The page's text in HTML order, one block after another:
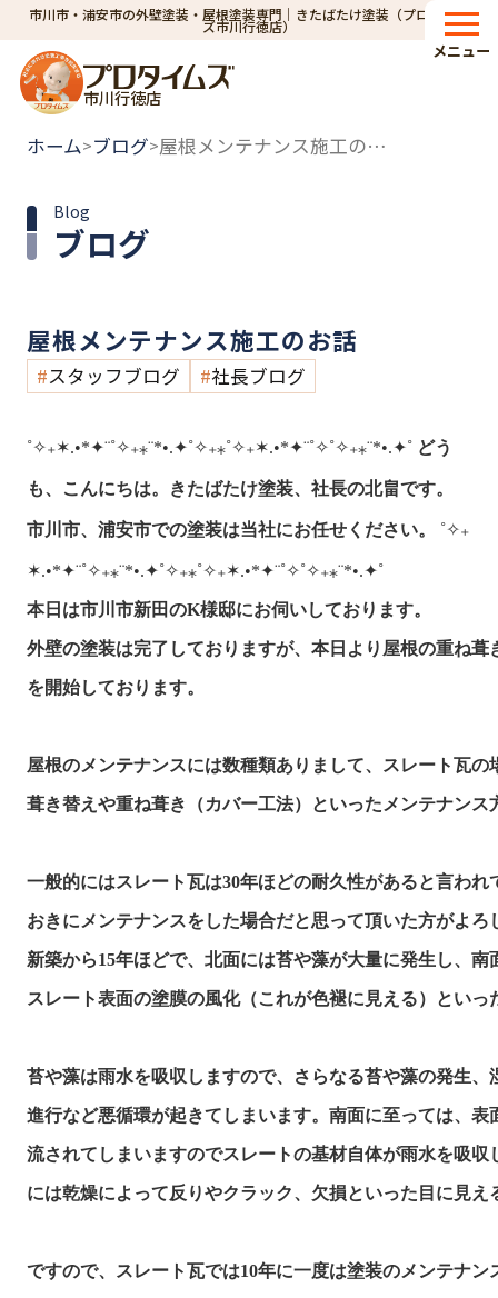
市川市・浦安市の外壁塗装・屋根塗装専門｜きたばたけ塗装（プロタイム
ズ市川行徳店）
市川行徳店
メニュー
ホーム>ブログ> 屋根メンテナンス施工のお話
ブログ
Blog
屋根メンテナンス施工のお話
スタッフブログ 社長ブログ
˚✧₊✶.•*✦¨˚✧₊⁎¨*•.✦˚✧₊⁎˚✧₊✶.•*✦¨˚✧˚✧₊⁎¨*•.✦˚ どう
も、こんにちは。きたばたけ塗装、社長の北畠です。
市川市、浦安市での塗装は当社にお任せください。 ˚✧₊
✶.•*✦¨˚✧₊⁎¨*•.✦˚✧₊⁎˚✧₊✶.•*✦¨˚✧˚✧₊⁎¨*•.✦˚
本日は市川市新田のK様邸にお伺いしております。
外壁の塗装は完了しておりますが、本日より屋根の重ね葺
を開始しております。
屋根のメンテナンスには数種類ありまして、スレート瓦の
一般的にはスレート瓦は30年ほどの耐久性があると言われ
おきにメンテナンスをした場合だと思って頂いた方がよろ
新築から15年ほどで、北面には苔や藻が大量に発生し、南
スレート表面の塗膜の風化（これが色褪に見える）といっ
苔や藻は雨水を吸収しますので、さらなる苔や藻の発生、
進行など悪循環が起きてしまいます。南面に至っては、表
流されてしまいますのでスレートの基材自体が雨水を吸
には乾燥によって反りやクラック、欠損といった目に見え
ですので、スレート瓦では10年に一度は塗装のメンテナ